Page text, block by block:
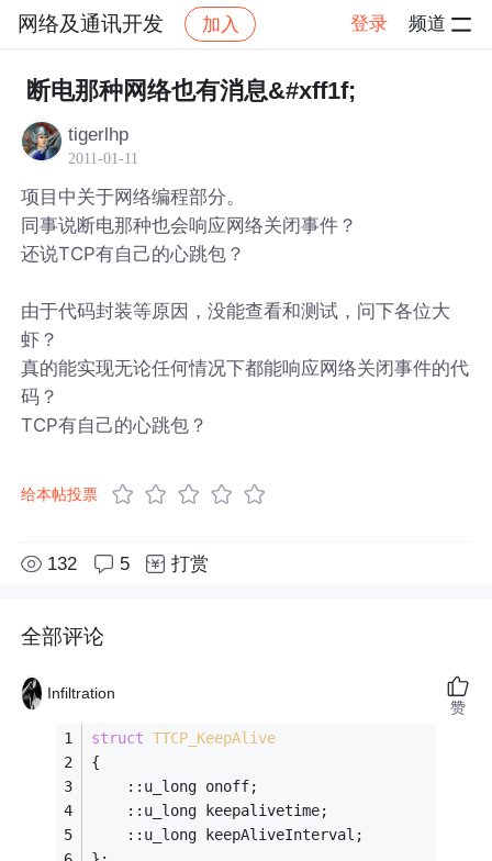
网络及通讯开发 加入 登录 频道
社区 网络及通讯开发 帖子详情
断电那种网络也有消息&#xff1f;
tigerlhp
2011-01-11
项目中关于网络编程部分。
同事说断电那种也会响应网络关闭事件？
还说TCP有自己的心跳包？
由于代码封装等原因，没能查看和测试，问下各位大
虾？
真的能实现无论任何情况下都能响应网络关闭事件的代
码？
TCP有自己的心跳包？
给本帖投票
132 5 打赏
全部评论
Infiltration
struct TTCP_KeepAlive
{
	::u_long onoff;
	::u_long keepalivetime;
	::u_long keepAliveInterval;
赞